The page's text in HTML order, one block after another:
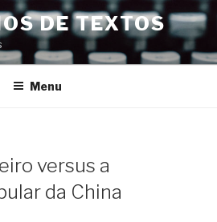
DE TEXTOS
Menu
versus a
da China